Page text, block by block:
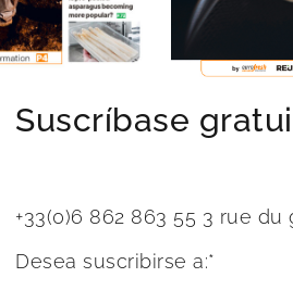
Suscríbase
+33(0)6 862 863 55 3 rue du
Desea suscribirse a:*